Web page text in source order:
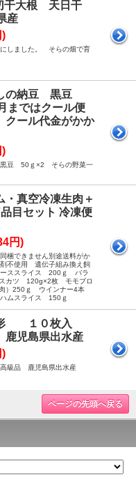
干大根 天日干
産
)
しました。 そらの畑で育
の納豆 黒豆
まではクール便
クール代金がかか
)
豆 50ｇ×2 そらの野菜一
・真空冷凍生肉＋
目セット 冷凍便
円)
梱できません別途送料がか
不使用 遺伝子組み換え飼
ススライス 200ｇ バラ
カツ 120g×2枚 モモブロ
）250ｇ ウインナー4本
ムスライス 150ｇ
１０枚入
児島県出水産
)
高級品 鹿児島県出水産
ページの先頭へ戻る